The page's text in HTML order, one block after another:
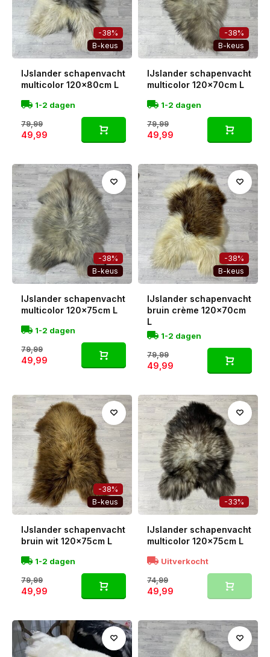
-38%
B-keus
IJslander schapenvacht
multicolor 120x80cm L
1-2 dagen
79,99
49,99
-38%
B-keus
IJslander schapenvacht
multicolor 120x70cm L
1-2 dagen
79,99
49,99
-38%
B-keus
IJslander schapenvacht
multicolor 120x75cm L
1-2 dagen
79,99
49,99
-38%
B-keus
IJslander schapenvacht
bruin crème 120x70cm
L
1-2 dagen
79,99
49,99
-38%
B-keus
IJslander schapenvacht
bruin wit 120x75cm L
1-2 dagen
79,99
49,99
-33%
IJslander schapenvacht
multicolor 120x75cm L
Uitverkocht
74,99
49,99